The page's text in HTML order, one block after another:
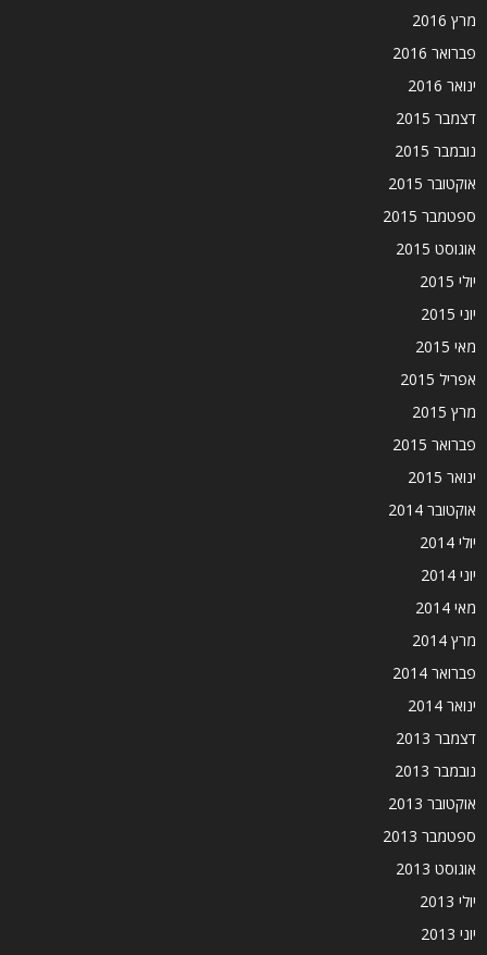
מרץ 2016
פברואר 2016
ינואר 2016
דצמבר 2015
נובמבר 2015
אוקטובר 2015
ספטמבר 2015
אוגוסט 2015
יולי 2015
יוני 2015
מאי 2015
אפריל 2015
מרץ 2015
פברואר 2015
ינואר 2015
אוקטובר 2014
יולי 2014
יוני 2014
מאי 2014
מרץ 2014
פברואר 2014
ינואר 2014
דצמבר 2013
נובמבר 2013
אוקטובר 2013
ספטמבר 2013
אוגוסט 2013
יולי 2013
יוני 2013